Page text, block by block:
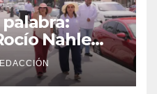
Nahle
rehabilitación
de